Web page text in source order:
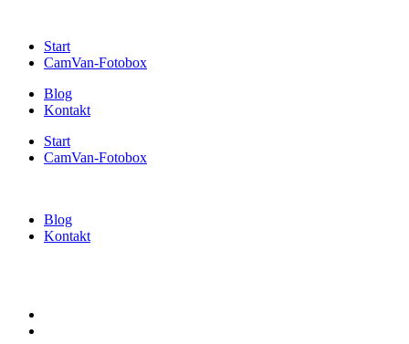
Start
CamVan-Fotobox
Blog
Kontakt
Start
CamVan-Fotobox
Blog
Kontakt